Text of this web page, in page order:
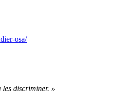
osa/
les discriminer. »